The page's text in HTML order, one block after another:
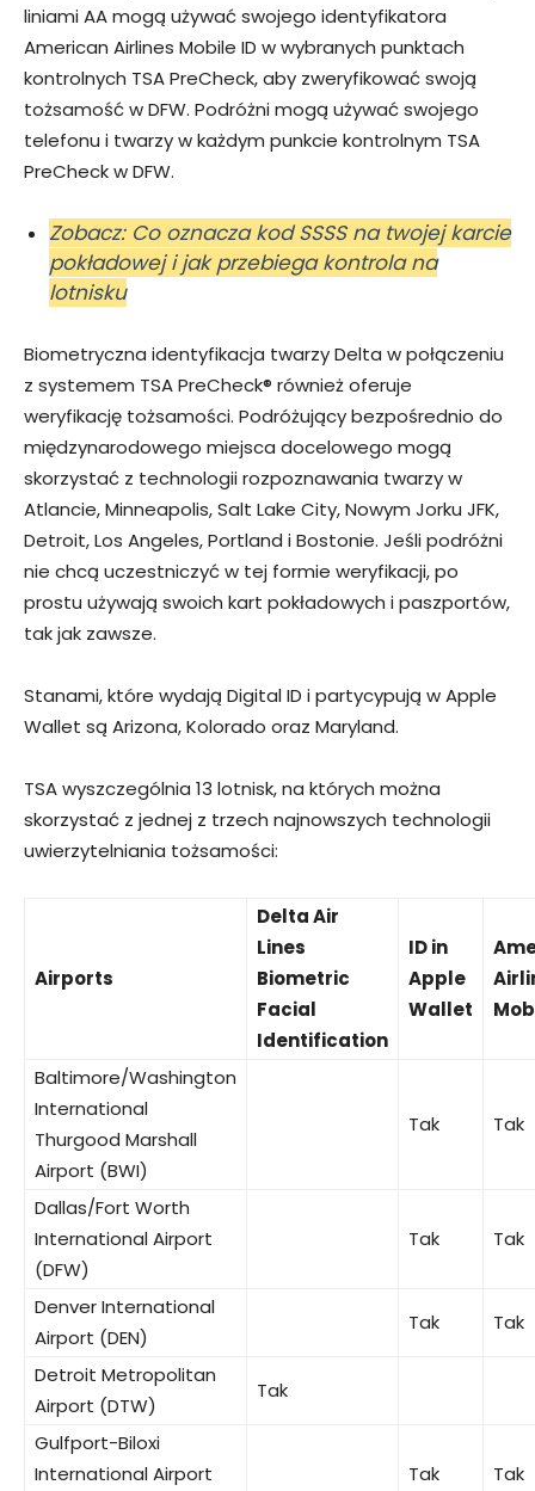
liniami AA mogą używać swojego identyfikatora
American Airlines Mobile ID w wybranych punktach
kontrolnych TSA PreCheck, aby zweryfikować swoją
tożsamość w DFW. Podróżni mogą używać swojego
telefonu i twarzy w każdym punkcie kontrolnym TSA
PreCheck w DFW.
Zobacz: Co oznacza kod SSSS na twojej karcie
pokładowej i jak przebiega kontrola na
lotnisku
Biometryczna identyfikacja twarzy Delta w połączeniu
z systemem TSA PreCheck® również oferuje
weryfikację tożsamości. Podróżujący bezpośrednio do
międzynarodowego miejsca docelowego mogą
skorzystać z technologii rozpoznawania twarzy w
Atlancie, Minneapolis, Salt Lake City, Nowym Jorku JFK,
Detroit, Los Angeles, Portland i Bostonie. Jeśli podróżni
nie chcą uczestniczyć w tej formie weryfikacji, po
prostu używają swoich kart pokładowych i paszportów,
tak jak zawsze.
Stanami, które wydają Digital ID i partycypują w Apple
Wallet są Arizona, Kolorado oraz Maryland.
TSA wyszczególnia 13 lotnisk, na których można
skorzystać z jednej z trzech najnowszych technologii
uwierzytelniania tożsamości:
Airports
Delta Air
Lines
Biometric
Facial
Identification
ID in
Apple
Wallet
Baltimore/Washington
International
Thurgood Marshall
Airport (BWI)
Tak Tak
Dallas/Fort Worth
International Airport
(DFW)
Tak Tak
Denver International
Airport (DEN)
Tak Tak
Detroit Metropolitan
Airport (DTW)
Tak
Gulfport-Biloxi
International Airport
Tak Tak